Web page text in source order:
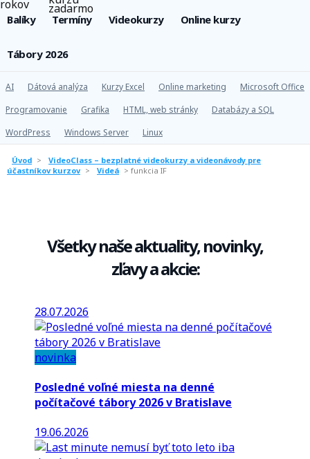
Balíky Termíny Videokurzy Online kurzy
Tábory 2026
AI Dátová analýza Kurzy Excel Online marketing
Microsoft Office
Programovanie
Grafika HTML, web stránky
Databázy a SQL
WordPress
Windows Server Linux
Úvod >
VideoClass – bezplatné videokurzy a videonávody pre
účastníkov kurzov > Videá > funkcia IF
Všetky naše aktuality, novinky,
zľavy a akcie:
28.07.2026
novinka
Posledné voľné miesta na denné
počítačové tábory 2026 v Bratislave
19.06.2026